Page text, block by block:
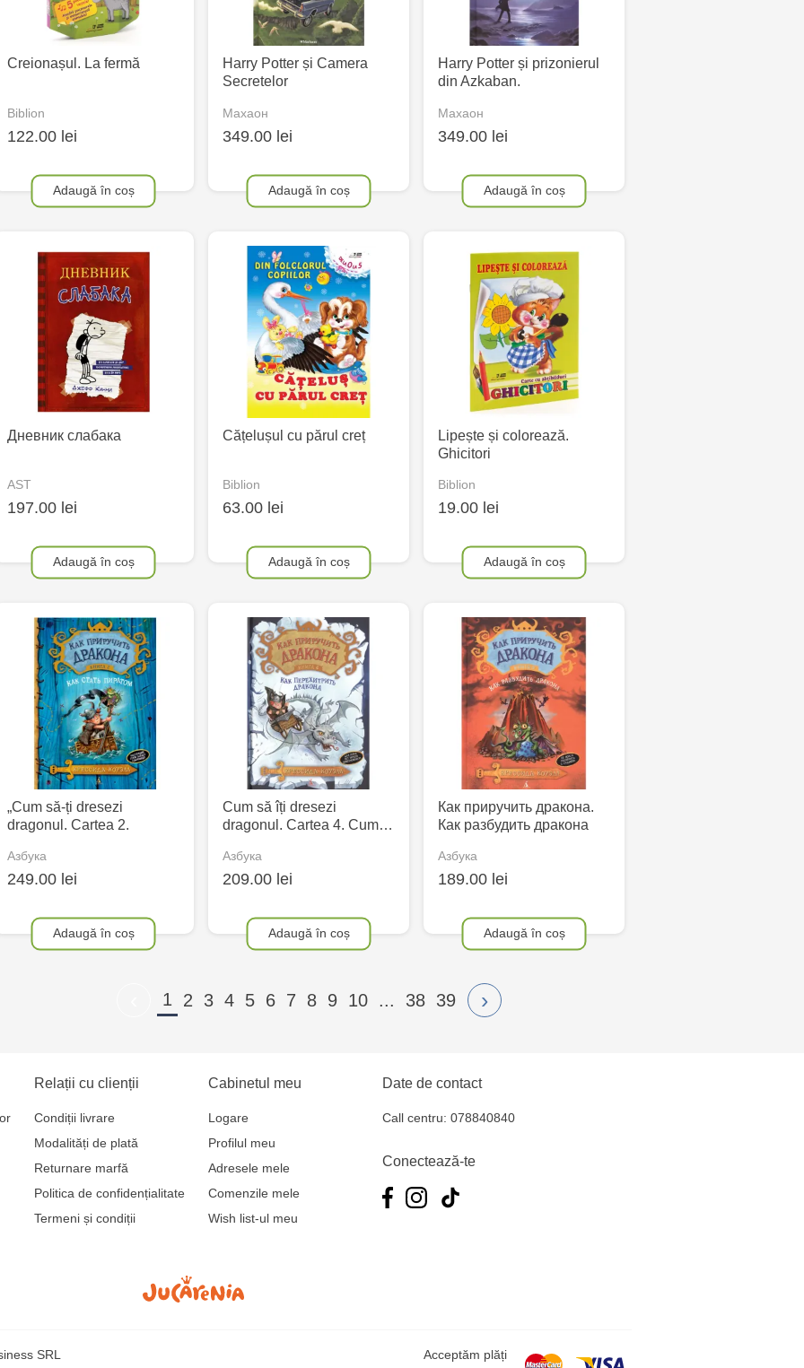
Creionașul. La fermă
Biblion
122.00 lei
Adaugă în coș
Harry Potter și Camera
Secretelor
Махаон
349.00 lei
Adaugă în coș
Harry Potter și prizonierul
din Azkaban.
Махаон
349.00 lei
Adaugă în coș
Дневник слабака
AST
197.00 lei
Adaugă în coș
Cățelușul cu părul creț
Biblion
63.00 lei
Adaugă în coș
Lipește și colorează.
Ghicitori
Biblion
19.00 lei
Adaugă în coș
„Cum să-ți dresezi
dragonul. Cartea 2.
Азбука
249.00 lei
Adaugă în coș
Cum să îți dresezi
dragonul. Cartea 4. Cum…
Азбука
209.00 lei
Adaugă în coș
Как приручить дракона.
Как разбудить дракона
Азбука
189.00 lei
Adaugă în coș
1 2 3 4 5 6 7 8 9 10 ... 38 39 ›
Relații cu clienții
Condiții livrare
Modalități de plată
Returnare marfă
Politica de confidențialitate
Termeni și condiții
Cabinetul meu
Logare
Profilul meu
Adresele mele
Comenzile mele
Wish list-ul meu
Date de contact
Call centru: 078840840
Conectează-te
SRL
Acceptăm plăți